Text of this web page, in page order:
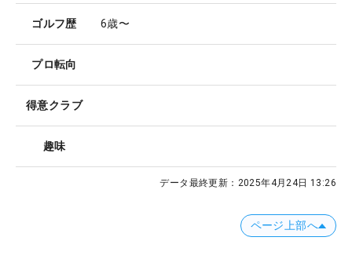
ゴルフ歴 6歳〜
プロ転向
得意クラブ
趣味
データ最終更新： 2025年4月24日 13:26
ページ上部へ